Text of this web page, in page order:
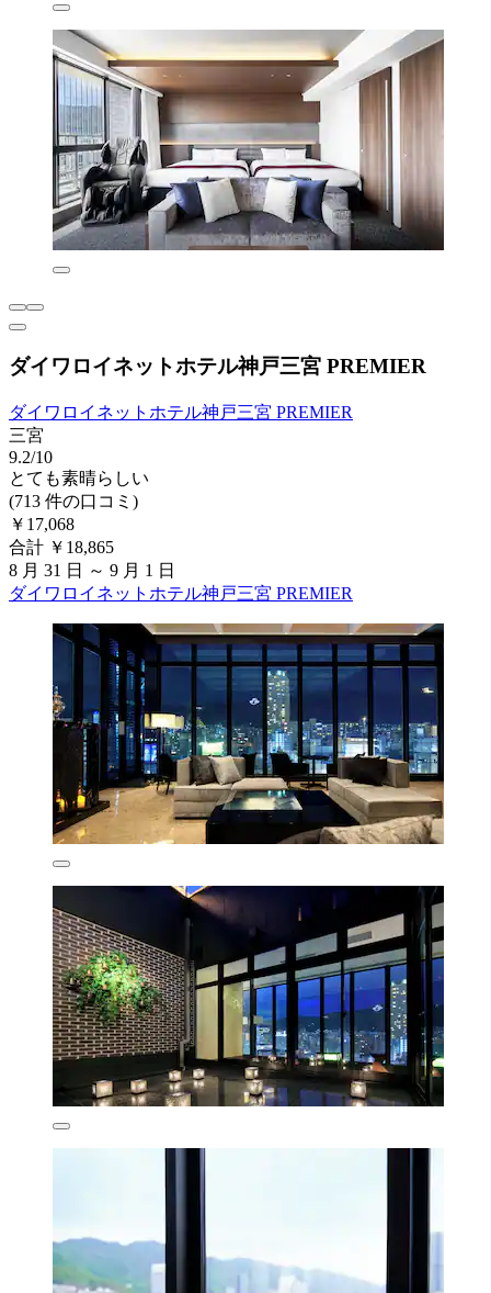
ダイワロイネットホテル神戸三宮 PREMIER
ダイワロイネットホテル神戸三宮 PREMIER
三宮
9.2/10
とても素晴らしい
(713 件の口コミ)
￥17,068
合計 ￥18,865
8 月 31 日 ～ 9 月 1 日
ダイワロイネットホテル神戸三宮 PREMIER